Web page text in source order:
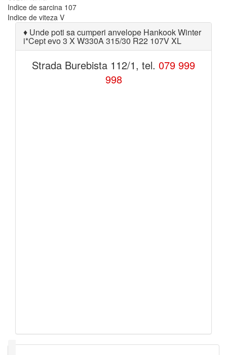
Indice de sarcina 107
Indice de viteza V
♦ Unde poti sa cumperi anvelope Hankook Winter
i*Cept evo 3 X W330A 315/30 R22 107V XL
Strada Burebista 112/1, tel. 079 999
998